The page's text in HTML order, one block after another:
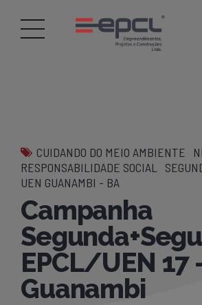
CUIDANDO DO MEIO AMBIENTE
RESPONSABILIDADE SOCIAL
UEN GUANAMBI - BA
Campanha
EPCL/UEN 17
Guanambi